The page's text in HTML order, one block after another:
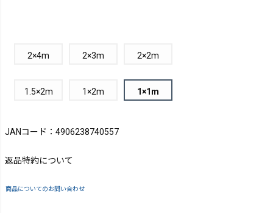
2×4m 2×3m 2×2m
1.5×2m 1×2m 1×1m
JANコード：4906238740557
返品特約について
商品についてのお問い合わせ